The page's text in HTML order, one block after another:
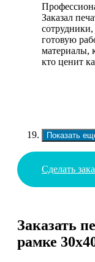
Заказал
готовую
материалы,
кто ценит
Показать
Сделать
Заказать
рамке